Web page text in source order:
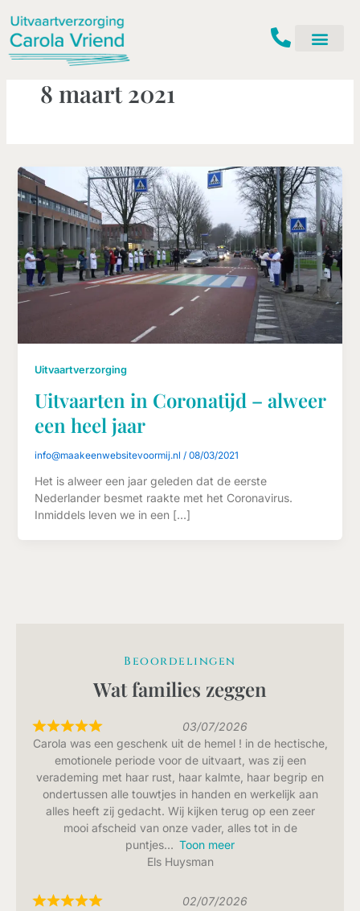
naar
de
inhoud
8 maart 2021
Uitvaartverzorging
Uitvaarten in Coronatijd – alweer
een heel jaar
info@maakeenwebsitevoormij.nl / 08/03/2021
Het is alweer een jaar geleden dat de eerste
Nederlander besmet raakte met het Coronavirus.
Inmiddels leven we in een […]
Beoordelingen
Wat families zeggen
03/07/2026
Carola was een geschenk uit de hemel ! in de hectische,
emotionele periode voor de uitvaart, was zij een
verademing met haar rust, haar kalmte, haar begrip en
ondertussen alle touwtjes in handen en werkelijk aan
alles heeft zij gedacht. Wij kijken terug op een zeer
mooi afscheid van onze vader, alles tot in de
puntjes
Toon meer
Els Huysman
02/07/2026